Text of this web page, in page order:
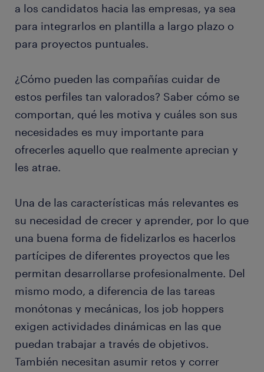
a los candidatos hacia las empresas, ya sea
para integrarlos en plantilla a largo plazo o
para proyectos puntuales.
¿Cómo pueden las compañías cuidar de
estos perfiles tan valorados? Saber cómo se
comportan, qué les motiva y cuáles son sus
necesidades es muy importante para
ofrecerles aquello que realmente aprecian y
les atrae.
Una de las características más relevantes es
su necesidad de crecer y aprender, por lo que
una buena forma de fidelizarlos es hacerlos
partícipes de diferentes proyectos que les
permitan desarrollarse profesionalmente. Del
mismo modo, a diferencia de las tareas
monótonas y mecánicas, los job hoppers
exigen actividades dinámicas en las que
puedan trabajar a través de objetivos.
También necesitan asumir retos y correr